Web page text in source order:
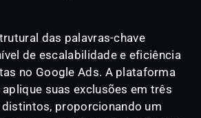
das palavras-chave
de escalabilidade e eficiência
no Google Ads. A plataforma
suas exclusões em três
proporcionando um